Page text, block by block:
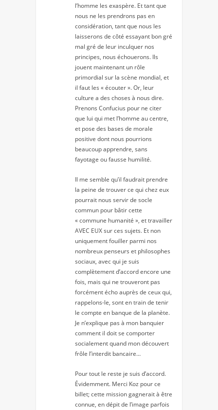
l’homme les exaspère. Et tant que
nous ne les prendrons pas en
considération, tant que nous les
laisserons de côté essayant bon gré
mal gré de leur inculquer nos
principes, nous échouerons. Ils
jouent maintenant un rôle
primordial sur la scène mondial, et
il faut les « écouter ». Or, leur
culture a des choses à nous dire.
Prenons Confucius pour ne citer
que lui qui met l’homme au centre,
et pose des bases de morale
positive dont nous pourrions
beaucoup apprendre, sans
fayotage ou fausse humilité.
Il me semble qu’il faudrait prendre
la peine de trouver ce qui chez eux
pourrait nous servir de socle
commun pour bâtir cette
« commune humanité », et travailler
AVEC EUX sur ces sujets. Et non
uniquement fouiller parmi nos
nombreux penseurs et philosophes
sociaux, avec qui je suis
complètement d’accord encore une
fois, mais qui ne trouveront pas
forcément écho auprès de ceux qui,
rappelons-le, sont en train de tenir
le compte en banque de la planète.
Je n’explique pas à mon banquier
comment il doit se comporter
socialement quand mon découvert
frôle l’interdit bancaire…
Pour tout le reste je suis d’accord.
Évidemment. Merci Koz pour ce
billet; cette mission gagnerait à être
connue, en dépit de l’image parfois